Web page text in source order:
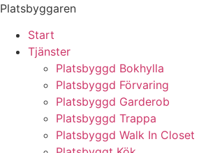
Skip
content
Platsbyggaren
Start
Tjänster
Platsbyggd Bokhylla
Platsbyggd Förvaring
Platsbyggd Garderob
Platsbyggd Trappa
Platsbyggd Walk In Closet